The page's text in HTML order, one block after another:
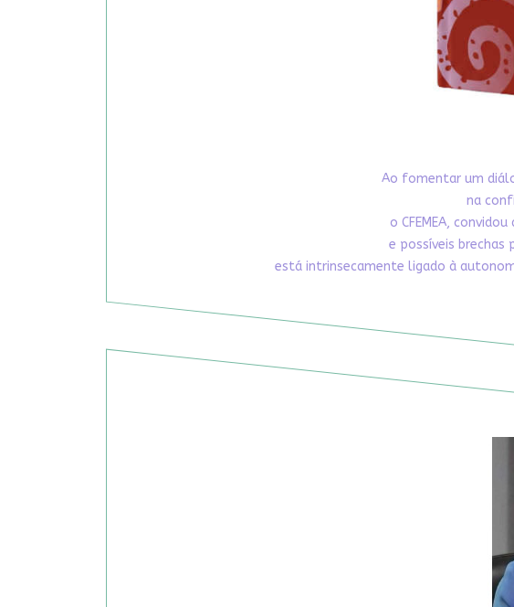
Ao fomentar um
na
o CFEMEA,
e possíveis brechas
está intrinsecamente ligado à